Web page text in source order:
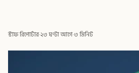
স্টাফ রিপোর্টার·২৩ ঘণ্টা আগে·৩ মিনিট